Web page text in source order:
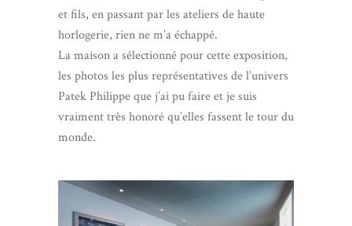
et fils, en passant par les ateliers de haute
horlogerie, rien ne m’a échappé.
La maison a sélectionné pour cette exposition,
les photos les plus représentatives de l’univers
Patek Philippe que j’ai pu faire et je suis
vraiment très honoré qu’elles fassent le tour du
monde.